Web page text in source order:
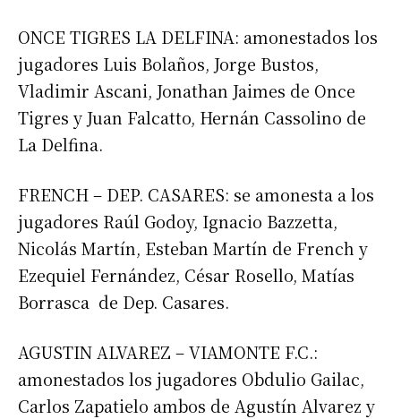
ONCE TIGRES LA DELFINA: amonestados los
jugadores Luis Bolaños, Jorge Bustos,
Vladimir Ascani, Jonathan Jaimes de Once
Tigres y Juan Falcatto, Hernán Cassolino de
La Delfina.
FRENCH – DEP. CASARES: se amonesta a los
jugadores Raúl Godoy, Ignacio Bazzetta,
Nicolás Martín, Esteban Martín de French y
Ezequiel Fernández, César Rosello, Matías
Borrasca de Dep. Casares.
AGUSTIN ALVAREZ – VIAMONTE F.C.:
amonestados los jugadores Obdulio Gailac,
Carlos Zapatielo ambos de Agustín Alvarez y